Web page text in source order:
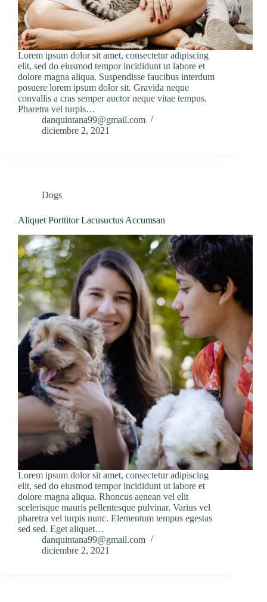
Lorem ipsum dolor sit amet, consectetur adipiscing
elit, sed do eiusmod tempor incididunt ut labore et
dolore magna aliqua. Suspendisse faucibus interdum
posuere lorem ipsum dolor sit. Gravida neque
convallis a cras semper auctor neque vitae tempus.
Pharetra vel turpis…
danquintana99@gmail.com
diciembre 2, 2021
Dogs
Aliquet Porttitor Lacusuctus Accumsan
Lorem ipsum dolor sit amet, consectetur adipiscing
elit, sed do eiusmod tempor incididunt ut labore et
dolore magna aliqua. Rhoncus aenean vel elit
scelerisque mauris pellentesque pulvinar. Varius vel
pharetra vel turpis nunc. Elementum tempus egestas
sed sed. Eget aliquet…
danquintana99@gmail.com
diciembre 2, 2021